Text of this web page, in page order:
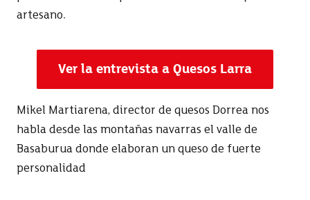
artesano.
Ver la entrevista a Quesos Larra
Mikel Martiarena, director de quesos Dorrea nos
habla desde las montañas navarras el valle de
Basaburua donde elaboran un queso de fuerte
personalidad